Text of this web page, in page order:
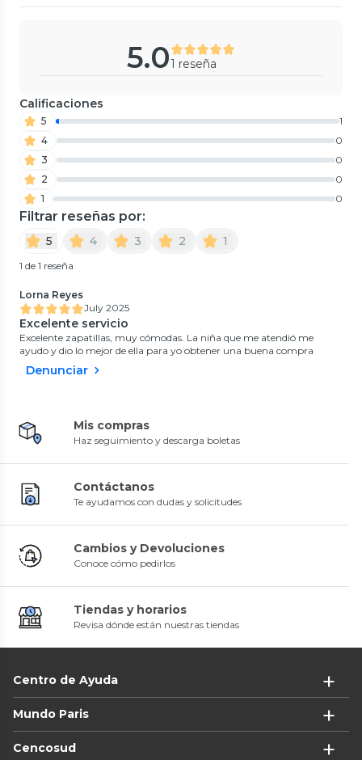
5.01 reseña
Calificaciones
5
1
4
0
3
0
2
0
1
0
Filtrar reseñas por:
5 4 3 2 1
1 de 1 reseña
Lorna Reyes
July 2025
Excelente servicio
Excelente zapatillas, muy cómodas. La niña que me atendió me
ayudo y dio lo mejor de ella para yo obtener una buena compra
Denunciar
Mis compras
Haz seguimiento y descarga boletas
Contáctanos
Te ayudamos con dudas y solicitudes
Cambios y Devoluciones
Conoce cómo pedirlos
Tiendas y horarios
Revisa dónde están nuestras tiendas
Centro de Ayuda
Mundo Paris
Cencosud